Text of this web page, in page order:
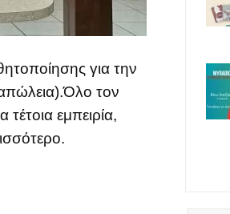
για την
τον
εμπειρία,